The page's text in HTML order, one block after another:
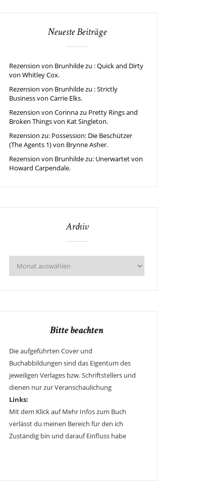
Neueste Beiträge
Rezension von Brunhilde zu : Quick and Dirty
von Whitley Cox.
Rezension von Brunhilde zu : Strictly
Business von Carrie Elks.
Rezension von Corinna zu Pretty Rings and
Broken Things von Kat Singleton.
Rezension zu: Possession: Die Beschützer
(The Agents 1) von Brynne Asher.
Rezension von Brunhilde zu: Unerwartet von
Howard Carpendale.
Archiv
Bitte beachten
Die aufgeführten Cover und
Buchabbildungen sind das Eigentum des
jeweiligen Verlages bzw. Schriftstellers und
dienen nur zur Veranschaulichung
Links:
Mit dem Klick auf Mehr Infos zum Buch
verlässt du meinen Bereich für den ich
Zuständig bin und darauf Einfluss habe